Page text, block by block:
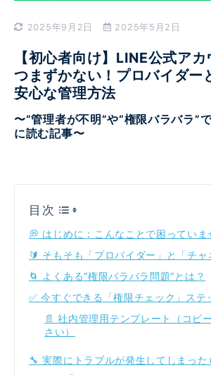
2025年9月2日 2025年5月2日
【初心者向け】LINE公式ア
つまずかない！プロバイダー
安心な管理方法
〜“管理者が不明”や“権限バラバラ”
に読む記事〜
目次
💭 はじめに：こんなことで困っていま
🔰 そもそも「プロバイダー」と「チャ
🌀 よくある“権限バラバラ問題”とは？
✅ 今すぐできる「権限チェック」ステ
📄 社内管理用テンプレート（コピ
さい）
🔧 実際にトラブルが発生してしまった